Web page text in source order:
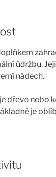
údržbu.
nádech.
dřevo nebo
je